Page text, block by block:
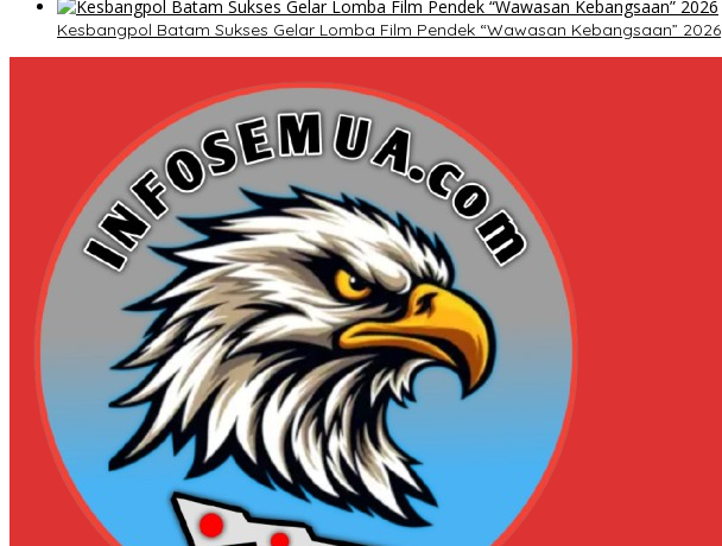
Kesbangpol Batam Sukses Gelar Lomba Film Pendek “Wawasan Kebangsaan” 2026